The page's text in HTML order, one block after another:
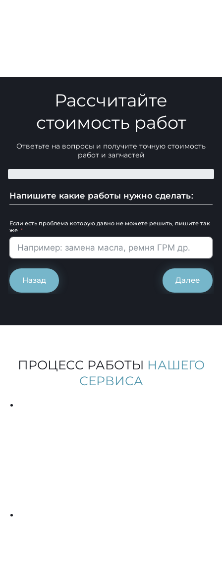
Рассчитайте
стоимость работ
Ответьте на вопросы и получите точную стоимость
работ и запчастей
Напишите какие работы нужно сделать:
Если есть проблема которую давно не можете решить, пишите так
же
Назад Далее
ПРОЦЕСС РАБОТЫ НАШЕГО
СЕРВИСА